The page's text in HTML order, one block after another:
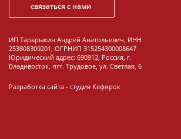
связаться с нами
ИП Тарарыкин Андрей Анатольевич, ИНН
253808309201, ОГРНИП 315254300008647
Юридический адрес: 690912, Россия, г.
Владивосток, пгт. Трудовое, ул. Светлая, 6
Разработка сайта - студия Кефирок